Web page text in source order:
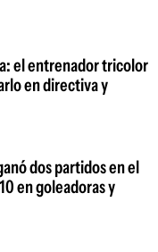
el entrenador tricolor
en directiva y
dos partidos en el
en goleadoras y